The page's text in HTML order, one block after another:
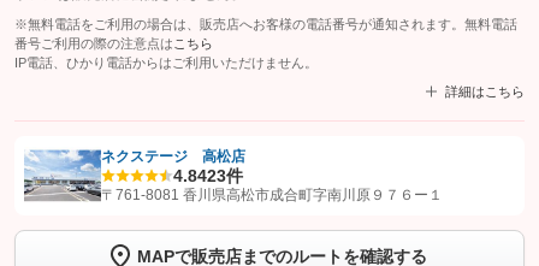
※無料電話をご利用の場合は、販売店へお客様の電話番号が通知されます。無料電話
番号ご利用の際の注意点は こちら
IP電話、ひかり電話からはご利用いただけません。
詳細はこちら
【STEP1】認証画面でグーネットを友だち追加してから「許可する」ボタンを押
トーク画面で
ボタンをタップして問い合わせを
ネクステージ 高松店
4.8423件
〒761-8081 香川県高松市成合町字南川原９７６ー１
MAPで販売店までのルートを確認する